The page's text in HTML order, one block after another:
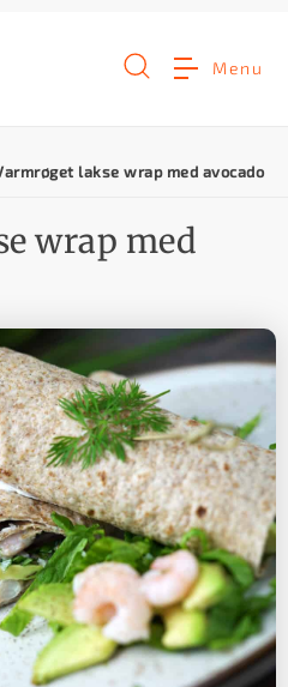
Menu
lakse wrap med avocado
wrap med